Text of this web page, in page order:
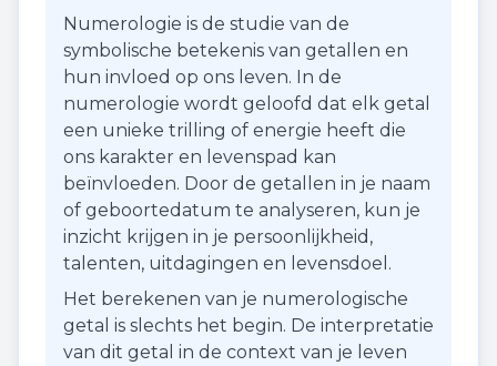
Numerologie is de studie van de
symbolische betekenis van getallen en
hun invloed op ons leven. In de
numerologie wordt geloofd dat elk getal
een unieke trilling of energie heeft die
ons karakter en levenspad kan
beïnvloeden. Door de getallen in je naam
of geboortedatum te analyseren, kun je
inzicht krijgen in je persoonlijkheid,
talenten, uitdagingen en levensdoel.
Het berekenen van je numerologische
getal is slechts het begin. De interpretatie
van dit getal in de context van je leven